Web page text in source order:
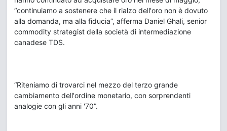
“continuiamo a sostenere che il rialzo dell'oro non è dovuto
alla domanda, ma alla fiducia”, afferma Daniel Ghali, senior
commodity strategist della società di intermediazione
canadese TDS.
“Riteniamo di trovarci nel mezzo del terzo grande
cambiamento dell'ordine monetario, con sorprendenti
analogie con gli anni '70”.